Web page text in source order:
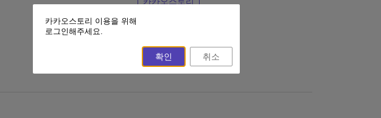
이전 페이지
카카오스토리 이용을 위해
로그인해주세요.
확인 취소